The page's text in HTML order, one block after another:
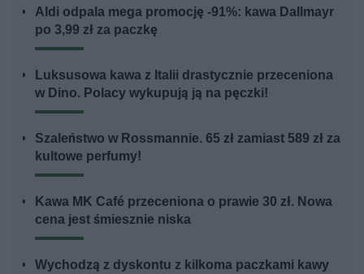
Aldi odpala mega promocję -91%: kawa Dallmayr
po 3,99 zł za paczkę
Luksusowa kawa z Italii drastycznie przeceniona
w Dino. Polacy wykupują ją na pęczki!
Szaleństwo w Rossmannie. 65 zł zamiast 589 zł za
kultowe perfumy!
Kawa MK Café przeceniona o prawie 30 zł. Nowa
cena jest śmiesznie niska
Wychodzą z dyskontu z kilkoma paczkami kawy